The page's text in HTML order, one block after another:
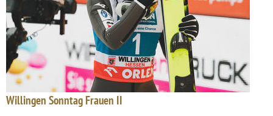
Willingen Sonntag Frauen II